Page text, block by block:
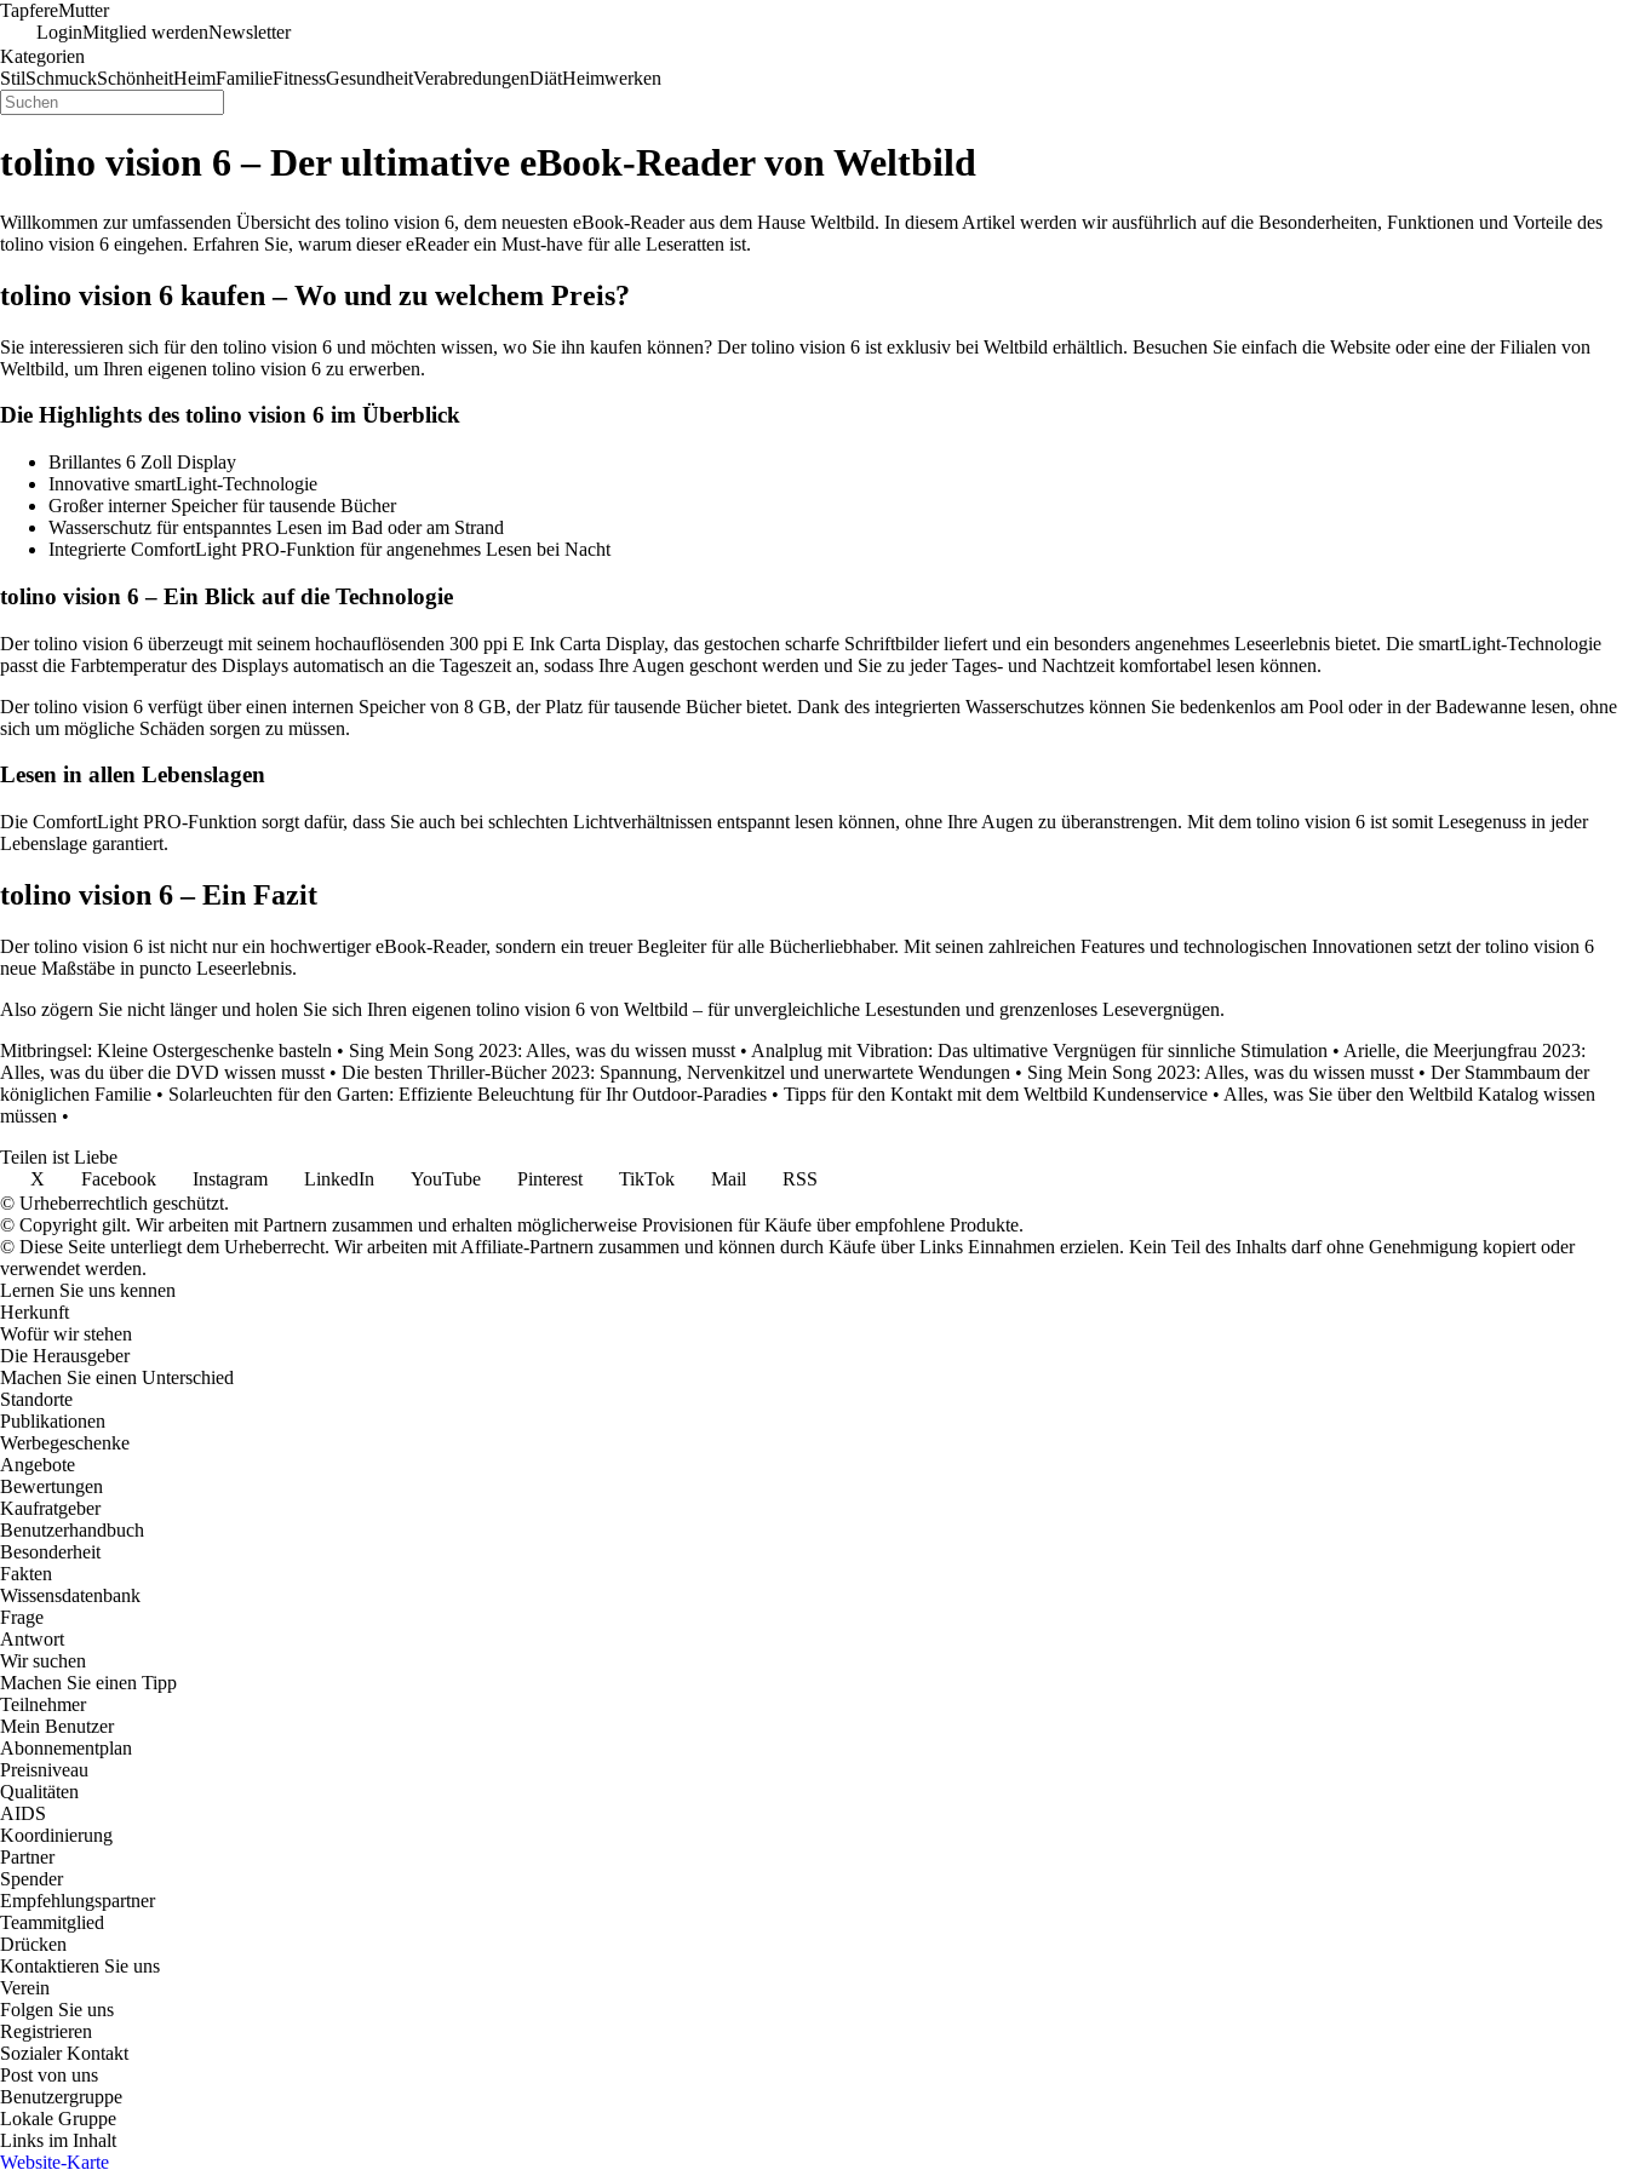
TapfereMutter
LoginMitglied werdenNewsletter
Kategorien
StilSchmuckSchönheitHeimFamilieFitnessGesundheitVerabredungenDiätHeimwerken
tolino vision 6 – Der ultimative eBook-Reader von Weltbild
Willkommen zur umfassenden Übersicht des tolino vision 6, dem neuesten eBook-Reader aus dem Hause Weltbild. In diesem Artikel werden wir ausführlich auf die Besonderheiten, Funktionen und Vorteile des
tolino vision 6 eingehen. Erfahren Sie, warum dieser eReader ein Must-have für alle Leseratten ist.
tolino vision 6 kaufen – Wo und zu welchem Preis?
Sie interessieren sich für den tolino vision 6 und möchten wissen, wo Sie ihn kaufen können? Der tolino vision 6 ist exklusiv bei Weltbild erhältlich. Besuchen Sie einfach die Website oder eine der Filialen von
Weltbild, um Ihren eigenen tolino vision 6 zu erwerben.
Die Highlights des tolino vision 6 im Überblick
Brillantes 6 Zoll Display
Innovative smartLight-Technologie
Großer interner Speicher für tausende Bücher
Wasserschutz für entspanntes Lesen im Bad oder am Strand
Integrierte ComfortLight PRO-Funktion für angenehmes Lesen bei Nacht
tolino vision 6 – Ein Blick auf die Technologie
Der tolino vision 6 überzeugt mit seinem hochauflösenden 300 ppi E Ink Carta Display, das gestochen scharfe Schriftbilder liefert und ein besonders angenehmes Leseerlebnis bietet. Die smartLight-Technologie
passt die Farbtemperatur des Displays automatisch an die Tageszeit an, sodass Ihre Augen geschont werden und Sie zu jeder Tages- und Nachtzeit komfortabel lesen können.
Der tolino vision 6 verfügt über einen internen Speicher von 8 GB, der Platz für tausende Bücher bietet. Dank des integrierten Wasserschutzes können Sie bedenkenlos am Pool oder in der Badewanne lesen, ohne
sich um mögliche Schäden sorgen zu müssen.
Lesen in allen Lebenslagen
Die ComfortLight PRO-Funktion sorgt dafür, dass Sie auch bei schlechten Lichtverhältnissen entspannt lesen können, ohne Ihre Augen zu überanstrengen. Mit dem tolino vision 6 ist somit Lesegenuss in jeder
Lebenslage garantiert.
tolino vision 6 – Ein Fazit
Der tolino vision 6 ist nicht nur ein hochwertiger eBook-Reader, sondern ein treuer Begleiter für alle Bücherliebhaber. Mit seinen zahlreichen Features und technologischen Innovationen setzt der tolino vision 6
neue Maßstäbe in puncto Leseerlebnis.
Also zögern Sie nicht länger und holen Sie sich Ihren eigenen tolino vision 6 von Weltbild – für unvergleichliche Lesestunden und grenzenloses Lesevergnügen.
Mitbringsel: Kleine Ostergeschenke basteln • Sing Mein Song 2023: Alles, was du wissen musst • Analplug mit Vibration: Das ultimative Vergnügen für sinnliche Stimulation • Arielle, die Meerjungfrau 2023:
Alles, was du über die DVD wissen musst • Die besten Thriller-Bücher 2023: Spannung, Nervenkitzel und unerwartete Wendungen • Sing Mein Song 2023: Alles, was du wissen musst • Der Stammbaum der
königlichen Familie • Solarleuchten für den Garten: Effiziente Beleuchtung für Ihr Outdoor-Paradies • Tipps für den Kontakt mit dem Weltbild Kundenservice • Alles, was Sie über den Weltbild Katalog wissen
müssen •
Teilen ist Liebe
X
Facebook Instagram LinkedIn YouTube Pinterest TikTok Mail
RSS
© Urheberrechtlich geschützt.
© Copyright gilt. Wir arbeiten mit Partnern zusammen und erhalten möglicherweise Provisionen für Käufe über empfohlene Produkte.
© Diese Seite unterliegt dem Urheberrecht. Wir arbeiten mit Affiliate-Partnern zusammen und können durch Käufe über Links Einnahmen erzielen. Kein Teil des Inhalts darf ohne Genehmigung kopiert oder
verwendet werden.
Lernen Sie uns kennen
Herkunft
Wofür wir stehen
Die Herausgeber
Machen Sie einen Unterschied
Standorte
Publikationen
Werbegeschenke
Angebote
Bewertungen
Kaufratgeber
Benutzerhandbuch
Besonderheit
Fakten
Wissensdatenbank
Frage
Antwort
Wir suchen
Machen Sie einen Tipp
Teilnehmer
Mein Benutzer
Abonnementplan
Preisniveau
Qualitäten
AIDS
Koordinierung
Partner
Spender
Empfehlungspartner
Teammitglied
Drücken
Kontaktieren Sie uns
Verein
Folgen Sie uns
Registrieren
Sozialer Kontakt
Post von uns
Benutzergruppe
Lokale Gruppe
Links im Inhalt
Website-Karte